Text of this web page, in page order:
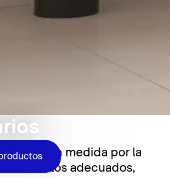
en gran medida por la
elementos adecuados,